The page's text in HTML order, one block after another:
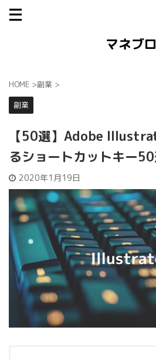
マネブロ
HOME >副業 >
副業
【50選】Adobe
るショートカットキー50
2020年1月19日